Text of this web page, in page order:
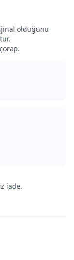
olduğunu
iade.